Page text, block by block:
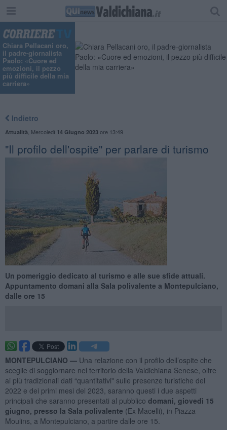
Chiara Pellacani oro,
il padre-giornalista
Paolo: «Cuore ed
emozioni, il pezzo
più difficile della mia
carriera»
Indietro
Attualità Mercoledì 14 Giugno 2023ore 13:49
"Il profilo dell'ospite" per parlare di turismo
Un pomeriggio dedicato al turismo e alle sue sfide attuali.
Appuntamento domani alla Sala polivalente a Montepulciano,
dalle ore 15
MONTEPULCIANO — Una relazione con il profilo dell’ospite che
sceglie di soggiornare nel territorio della Valdichiana Senese, oltre
ai più tradizionali dati “quantitativi" sulle presenze turistiche del
2022 e dei primi mesi del 2023, saranno questi i due aspetti
principali che saranno presentati al pubblico domani, giovedì 15
giugno, presso la Sala polivalente (Ex Macelli), in Piazza
Moulins, a Montepulciano, a partire dalle ore 15.